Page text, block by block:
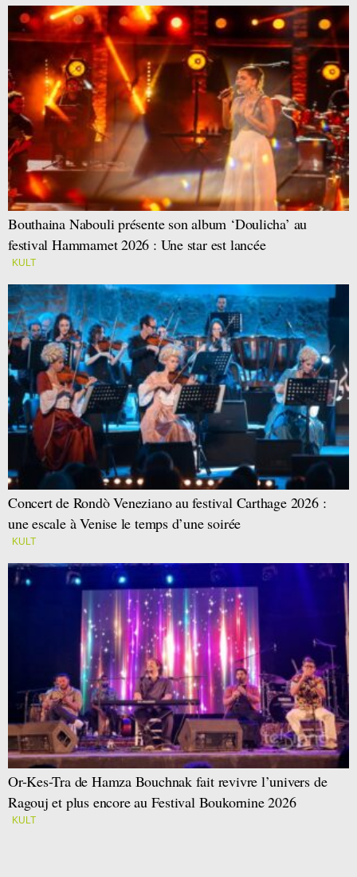
Bouthaina Nabouli présente son album ‘Doulicha’ au
festival Hammamet 2026 : Une star est lancée
KULT
Concert de Rondò Veneziano au festival Carthage 2026 :
une escale à Venise le temps d’une soirée
KULT
Or-Kes-Tra de Hamza Bouchnak fait revivre l’univers de
Ragouj et plus encore au Festival Boukornine 2026
KULT